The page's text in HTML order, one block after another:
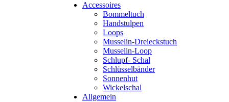
Accessoires
Bommeltuch
Handstulpen
Loops
Musselin-Dreieckstuch
Musselin-Loop
Schlupf- Schal
Schlüsselbänder
Sonnenhut
Wickelschal
Allgemein